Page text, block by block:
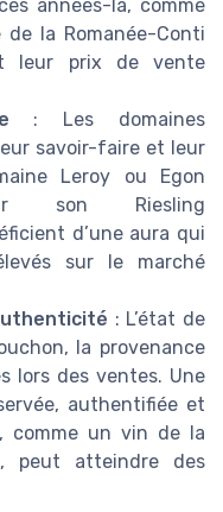
années-là, comme
la Romanée-Conti
leur prix de vente
: Les domaines
savoir-faire et leur
Leroy ou Egon
son Riesling
d’une aura qui
sur le marché
: L’état de
la provenance
lors des ventes. Une
authentifiée et
comme un vin de la
peut atteindre des